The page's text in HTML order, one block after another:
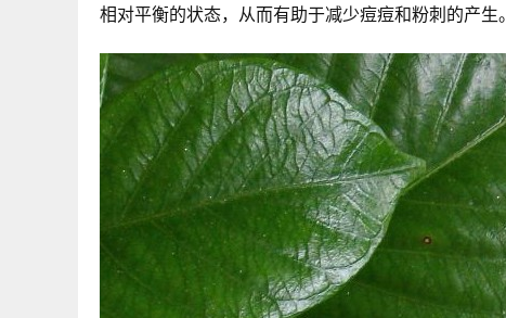
相对平衡的状态，从而有助于减少痘痘和粉刺的产生。